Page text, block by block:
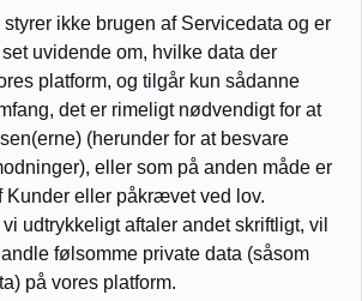
ikke brugen af Servicedata og er
uvidende om, hvilke data der
platform, og tilgår kun sådanne
det er rimeligt nødvendigt for at
(herunder for at besvare
eller som på anden måde er
Kunder eller påkrævet ved lov.
udtrykkeligt aftaler andet skriftligt, vil
følsomme private data (såsom
på vores platform.